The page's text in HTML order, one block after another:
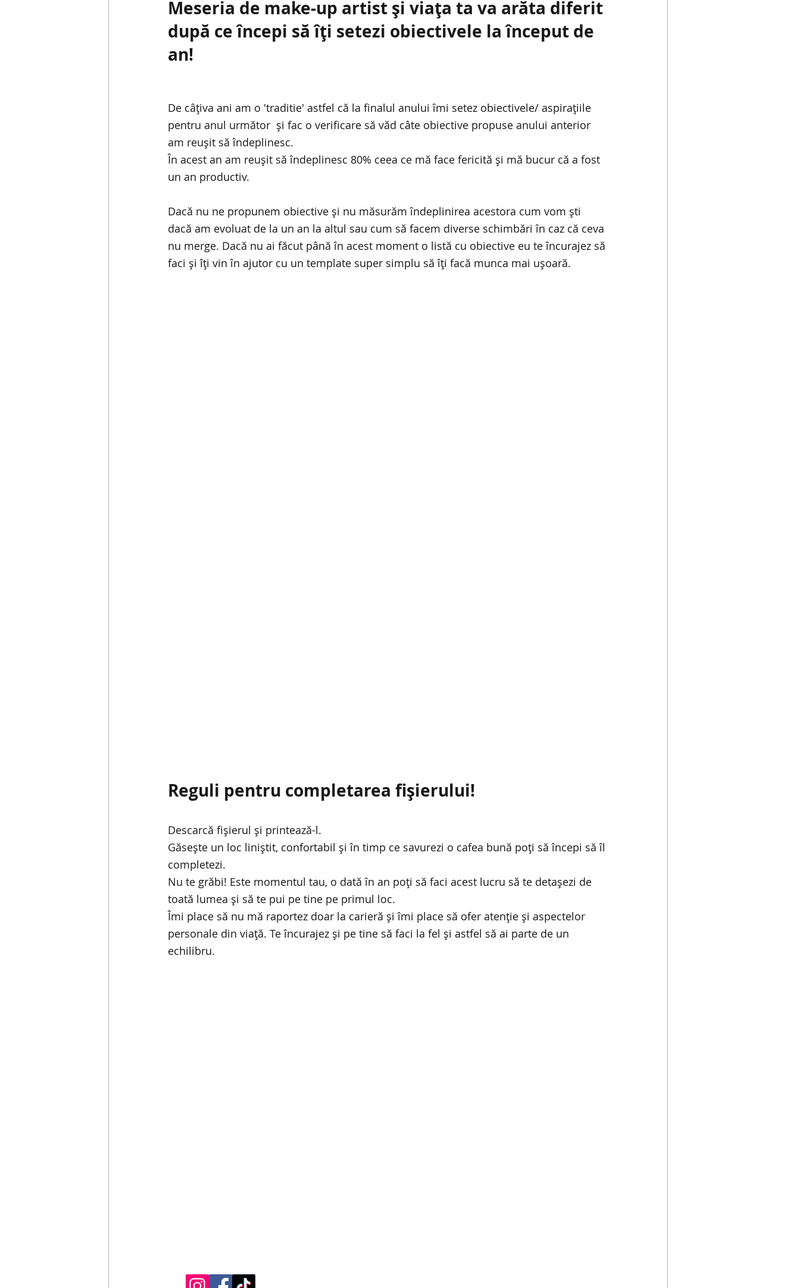
Meseria de make-up artist și viața ta va arăta diferit
după ce începi să îți setezi obiectivele la început de
an!
De câțiva ani am o 'traditie' astfel că la finalul anului îmi setez obiectivele/ aspirațiile
pentru anul următor  și fac o verificare să văd câte obiective propuse anului anterior
am reușit să îndeplinesc.
În acest an am reușit să îndeplinesc 80% ceea ce mă face fericită și mă bucur că a fost
un an productiv.
Dacă nu ne propunem obiective și nu măsurăm îndeplinirea acestora cum vom ști
dacă am evoluat de la un an la altul sau cum să facem diverse schimbări în caz că ceva
nu merge. Dacă nu ai făcut până în acest moment o listă cu obiective eu te încurajez să
faci și îți vin în ajutor cu un template super simplu să îți facă munca mai ușoară.
Reguli pentru completarea fișierului!
Descarcă fișierul și printează-l.
Găsește un loc liniștit, confortabil și în timp ce savurezi o cafea bună poți să începi să îl
completezi.
Nu te grăbi! Este momentul tau, o dată în an poți să faci acest lucru să te detașezi de
toată lumea și să te pui pe tine pe primul loc.
Îmi place să nu mă raportez doar la carieră și îmi place să ofer atenție și aspectelor
personale din viață. Te încurajez și pe tine să faci la fel și astfel să ai parte de un
echilibru.